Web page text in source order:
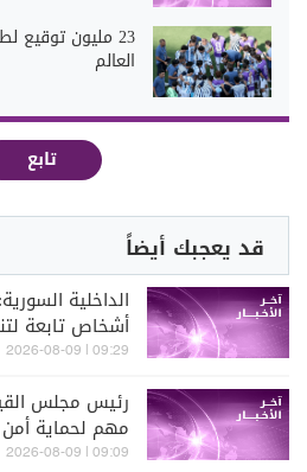
23 مليون توقيع
العالم
تابع
قد يعجبك أيضاً
أشخاص تابعة
أرنبة في ريف
09:29 | 2026-08-09
رئيس مجلس
مهم لحماية أمن
الدولية ومكافحة
09:09 | 2026-08-09